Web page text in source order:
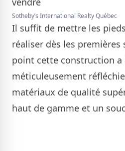
Sotheby’s International Realty Québec
Il suffit de mettre les
réaliser dès les premières
point cette construction a
méticuleusement
matériaux de qualité
haut de gamme et un